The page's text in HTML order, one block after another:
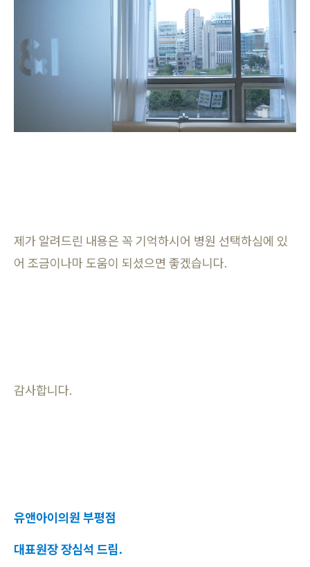
제가 알려드린 내용은 꼭 기억하시어 병원 선택하심에 있
어 조금이나마 도움이 되셨으면 좋겠습니다.
감사합니다.
유앤아이의원 부평점
대표원장 장심석 드림.